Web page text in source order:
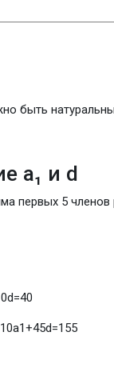
быть
a₁ и d
первых 5
d=40
10a1+45d=155